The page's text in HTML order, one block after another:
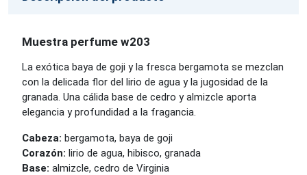
Muestra perfume w203
La exótica baya de goji y la fresca bergamota se mezclan
con la delicada flor del lirio de agua y la jugosidad de la
granada. Una cálida base de cedro y almizcle aporta
elegancia y profundidad a la fragancia.
Cabeza: bergamota, baya de goji
Corazón: lirio de agua, hibisco, granada
Base: almizcle, cedro de Virginia